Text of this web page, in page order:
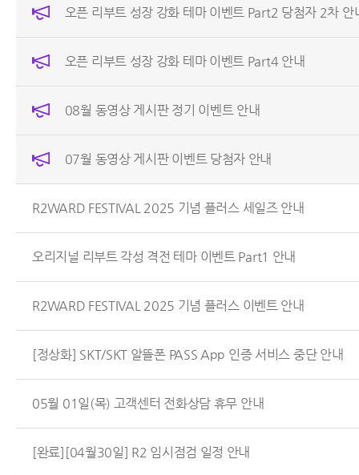
오픈 리부트 성장 강화 테마 이벤트 Part2 당첨자 2차 안
오픈 리부트 성장 강화 테마 이벤트 Part4 안내
08월 동영상 게시판 정기 이벤트 안내
07월 동영상 게시판 이벤트 당첨자 안내
R2WARD FESTIVAL 2025 기념 플러스 세일즈 안내
오리지널 리부트 각성 격전 테마 이벤트 Part1 안내
R2WARD FESTIVAL 2025 기념 플러스 이벤트 안내
[정상화] SKT/SKT 알뜰폰 PASS App 인증 서비스 중단 안내
05월 01일(목) 고객센터 전화상담 휴무 안내
[완료][04월30일] R2 임시점검 일정 안내